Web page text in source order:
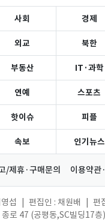
사회 경제
외교 북한
부동산 IT·과학
연예 스포츠
핫이슈 피플
속보 인기뉴스
/제휴·구매문의 이용약관
섭 편집인 : 채원배 편
로 47 (공평동,SC빌딩17층)